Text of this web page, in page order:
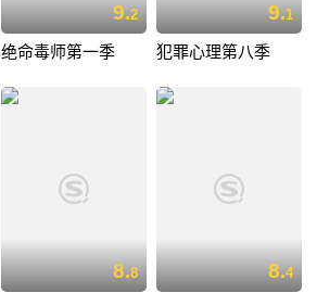
9.2
绝命毒师第一季
9.1
犯罪心理第八季
8.8 8.4